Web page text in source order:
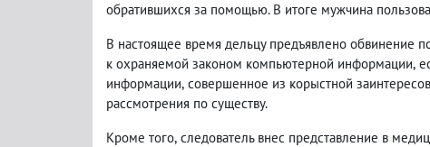
обратившихся за помощью. В итоге мужчина
В настоящее время дельцу предъявлено обвинение
к охраняемой законом компьютерной информации,
информации, совершенное из корыстной
рассмотрения по существу.
Кроме того, следователь внес представление в